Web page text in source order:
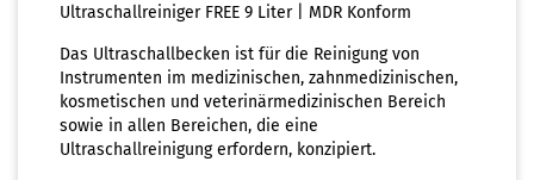
Ultraschallreiniger FREE 9 Liter | MDR Konform
Das Ultraschallbecken ist für die Reinigung von
Instrumenten im medizinischen, zahnmedizinischen,
kosmetischen und veterinärmedizinischen Bereich
sowie in allen Bereichen, die eine
Ultraschallreinigung erfordern, konzipiert.